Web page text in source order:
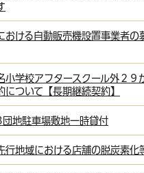
おける自動販売機設置事業者の
小学校アフタースクール外２９
について【長期継続契約】
地駐車場敷地一時貸付
行地域における店舗の脱炭素化